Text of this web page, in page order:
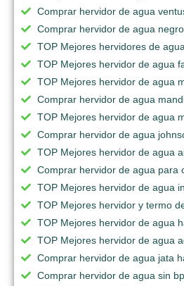
Comprar hervidor de agua
Comprar hervidor de agua negro
TOP Mejores hervidores de
TOP Mejores hervidor de agua
TOP Mejores hervidor de agua
Comprar hervidor de agua
TOP Mejores hervidor de agua
Comprar hervidor de agua
TOP Mejores hervidor de agua
Comprar hervidor de agua para
TOP Mejores hervidor de agua
TOP Mejores hervidor y termo
TOP Mejores hervidor de agua
TOP Mejores hervidor de agua
Comprar hervidor de agua jata
Comprar hervidor de agua sin